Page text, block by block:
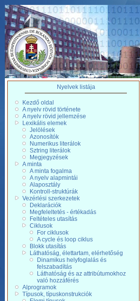
Nyelvek listája
Kezdő oldal
A nyelv rövid története
A nyelv rövid jellemzése
Lexikális elemek
Jelölések
Azonosítók
Numerikus literálok
Sztring literálok
Megjegyzések
A minta
A minta fogalma
A nyelv alapmintái
Alaposztály
Kontroll-struktúrák
Vezérlési szerkezetek
Deklarációk
Megfeleltetés - értékadás
Feltételes utasítás
Ciklusok
For ciklusok
A cycle és loop ciklus
Blokk utasítás
Láthatóság, élettartam, elérhetőség
Dinamikus helyfoglalás és
felszabadítás
Láthatóság és az attribútumokhoz
való hozzáférés
Alprogramok
Típusok, típuskonstrukciók